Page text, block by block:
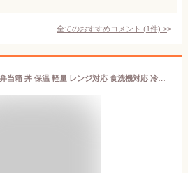
全てのおすすめコメント (1件) >
弁当箱 保温弁当箱 お弁当箱 丼 保温 軽量 レンジ対応 食洗機対応 冷蔵 抗菌 2段 ランチボックス ランチジャー 女子 男子 女性 男性 おしゃれ 入園入学 新生活 【 アスベル ASVEL カフェ丼 保温弁当箱 HLB-CD620 】